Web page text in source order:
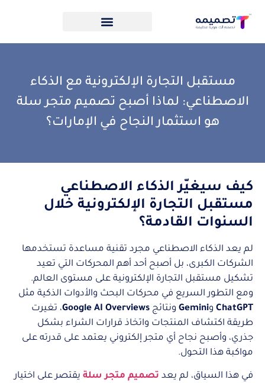
مستقبل التجارة الإلكترونية مع الذكاء
الاصطناعي: لماذا أصبح تصميم متجر سلة
هو استثمار النجاح في الإمارات؟
كيف سيغيّر الذكاء الاصطناعي
مستقبل التجارة الإلكترونية خلال
السنوات القادمة؟
لم يعد الذكاء الاصطناعي مجرد تقنية مساعدة تستخدمها
الشركات الكبرى، بل أصبح أحد أهم المحركات التي تعيد
تشكيل مستقبل التجارة الإلكترونية على مستوى العالم.
ومع التطور السريع في محركات البحث والأدوات الذكية مثل
ChatGPT وGemini ونتائج Google AI Overviews، تغيرت
طريقة اكتشاف المنتجات واتخاذ قرارات الشراء بشكل
جذري، وأصبح نجاح أي متجر إلكتروني يعتمد على قدرته على
مواكبة هذا التحول.
في هذا السياق، لم يعد تصميم متجر سلة يقتصر على اختيار